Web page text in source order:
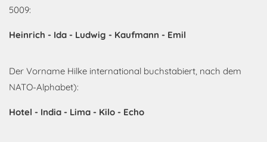
5009:
Heinrich - Ida - Ludwig - Kaufmann - Emil
Der Vorname Hilke international buchstabiert, nach dem
NATO-Alphabet):
Hotel - India - Lima - Kilo - Echo